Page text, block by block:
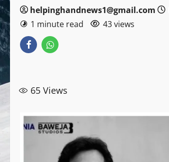
helpinghandnews1@gmail.com
1 minute read
43 views
65 Views